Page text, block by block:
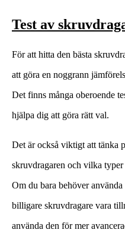
Test av
För att hitta den bästa
att göra en noggrann
Det finns många oberoende
hjälpa dig att göra rätt val.
Det är också viktigt att tänka
skruvdragaren och vilka
Om du bara behöver
billigare skruvdragare vara
använda den för mer